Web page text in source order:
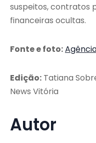
suspeitos, contratos
financeiras ocultas.
Fonte e foto:
Edição: Tatiana
News Vitória
Autor